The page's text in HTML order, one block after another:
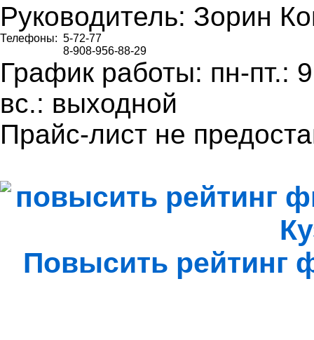
Руководитель: Зорин
Телефоны: 5-72-77
8-908-956-88-29
График работы: пн-пт.:
вс.: выходной
Прайс-лист не
Повысить рейтинг